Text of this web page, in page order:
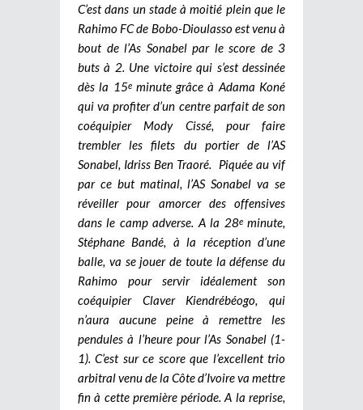
C’est dans un stade à moitié plein que le
Rahimo FC de Bobo-Dioulasso est venu à
bout de l’As Sonabel par le score de 3
buts à 2. Une victoire qui s’est dessinée
dès la 15eminute grâce à Adama Koné
qui va profiter d’un centre parfait de son
coéquipier Mody Cissé, pour faire
trembler les filets du portier de l’AS
Sonabel, Idriss Ben Traoré. Piquée au vif
par ce but matinal, l’AS Sonabel va se
réveiller pour amorcer des offensives
dans le camp adverse. A la 28eminute,
Stéphane Bandé, à la réception d’une
balle, va se jouer de toute la défense du
Rahimo pour servir idéalement son
coéquipier Claver Kiendrébéogo, qui
n’aura aucune peine à remettre les
pendules à l’heure pour l’As Sonabel (1-
1). C’est sur ce score que l’excellent trio
arbitral venu de la Côte d’Ivoire va mettre
fin à cette première période. A la reprise,